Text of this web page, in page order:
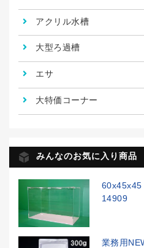
アクリル水槽
大型ろ過槽
エサ
大特価コーナー
みんなのお気に入り商品
60x45x45
14909
業務用